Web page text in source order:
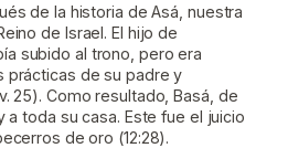
de la historia de Asá, nuestra
de Israel. El hijo de
subido al trono, pero era
prácticas de su padre y
25). Como resultado, Basá, de
a toda su casa. Este fue el juicio
de oro (12:28).